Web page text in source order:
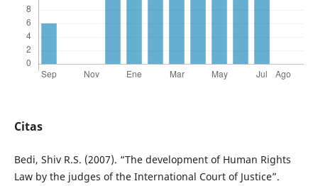
Citas
Bedi, Shiv R.S. (2007). “The development of Human Rights
Law by the judges of the International Court of Justice”.